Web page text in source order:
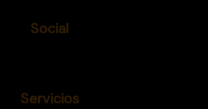
Social
Servicios